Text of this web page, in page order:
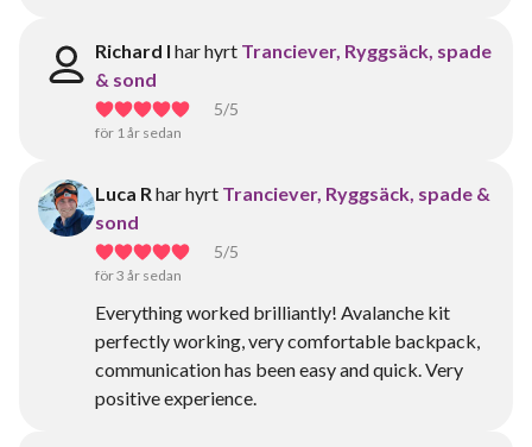
Richard I har hyrt Tranciever, Ryggsäck, spade
& sond
5/5
för 1 år sedan
Luca Rhar hyrt Tranciever, Ryggsäck, spade &
sond
5/5
för 3 år sedan
Everything worked brilliantly! Avalanche kit
perfectly working, very comfortable backpack,
communication has been easy and quick. Very
positive experience.